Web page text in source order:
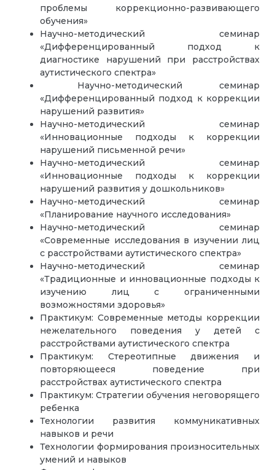
проблемы коррекционно-развивающего
обучения»
Научно-методический семинар
«Дифференцированный подход к
диагностике нарушений при расстройствах
аутистического спектра»
Научно-методический семинар
«Дифференцированный подход к коррекции
нарушений развития»
Научно-методический семинар
«Инновационные подходы к коррекции
нарушений письменной речи»
Научно-методический семинар
«Инновационные подходы к коррекции
нарушений развития у дошкольников»
Научно-методический семинар
«Планирование научного исследования»
Научно-методический семинар
«Современные исследования в изучении лиц
с расстройствами аутистического спектра»
Научно-методический семинар
«Традиционные и инновационные подходы к
изучению лиц с ограниченными
возможностями здоровья»
Практикум: Современные методы коррекции
нежелательного поведения у детей с
расстройствами аутистического спектра
Практикум: Стереотипные движения и
повторяющееся поведение при
расстройствах аутистического спектра
Практикум: Стратегии обучения неговорящего
ребенка
Технологии развития коммуникативных
навыков и речи
Технологии формирования произносительных
умений и навыков